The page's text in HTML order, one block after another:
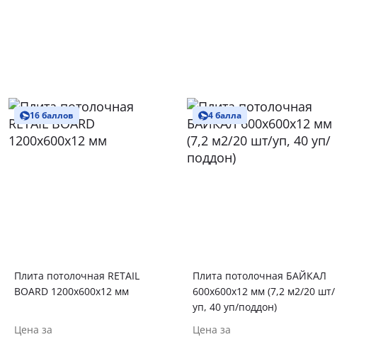
16 баллов
Плита потолочная RETAIL
BOARD 1200х600х12 мм
Цена за
4 балла
Плита потолочная БАЙКАЛ
600х600х12 мм (7,2 м2/20 шт/
уп, 40 уп/поддон)
Цена за